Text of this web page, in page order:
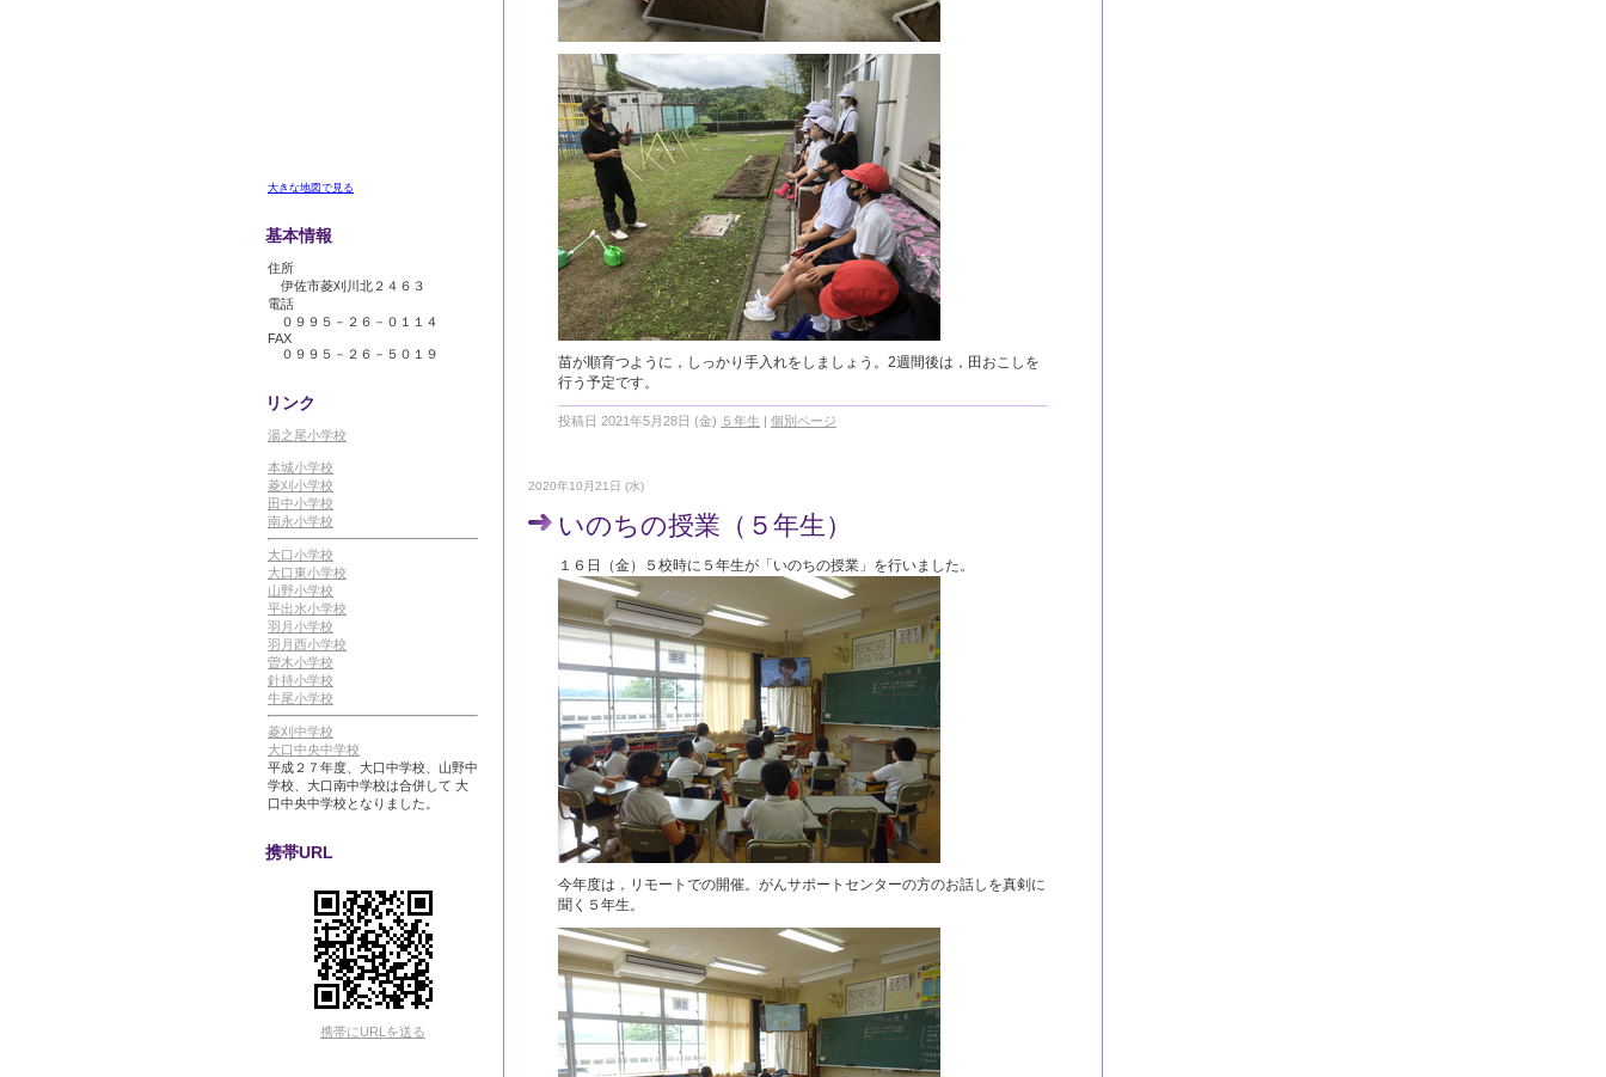
大きな地図で見る
基本情報
住所
伊佐市菱刈川北２４６３
電話
０９９５－２６－０１１４
FAX
０９９５－２６－５０１９
リンク
湯之尾小学校
本城小学校
菱刈小学校
田中小学校
南永小学校
大口小学校
大口東小学校
山野小学校
平出水小学校
羽月小学校
羽月西小学校
曽木小学校
針持小学校
牛尾小学校
菱刈中学校
大口中央中学校
平成２７年度、大口中学校、山野中
学校、大口南中学校は合併して 大
口中央中学校となりました。
携帯URL
携帯にURLを送る
苗が順育つように，しっかり手入れをしましょう。2週間後は，田おこしを
行う予定です。
投稿日 2021年5月28日 (金) ５年生 | 個別ページ
2020年10月21日 (水)
いのちの授業（５年生）
１６日（金）５校時に５年生が「いのちの授業」を行いました。
今年度は，リモートでの開催。がんサポートセンターの方のお話しを真剣に
聞く５年生。